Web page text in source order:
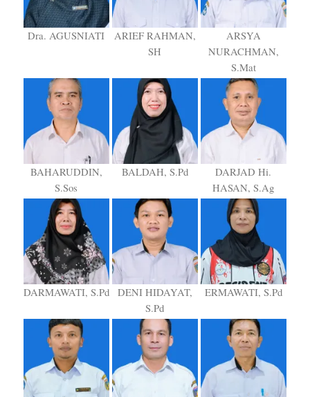
Dra. AGUSNIATI
ARIEF RAHMAN,
SH
ARSYA
NURACHMAN,
S.Mat
BAHARUDDIN,
S.Sos
BALDAH, S.Pd
DARJAD Hi.
HASAN, S.Ag
DARMAWATI, S.Pd DENI HIDAYAT,
S.Pd
ERMAWATI, S.Pd